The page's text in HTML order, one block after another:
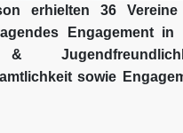
erhielten 36
Engagement in
sowie